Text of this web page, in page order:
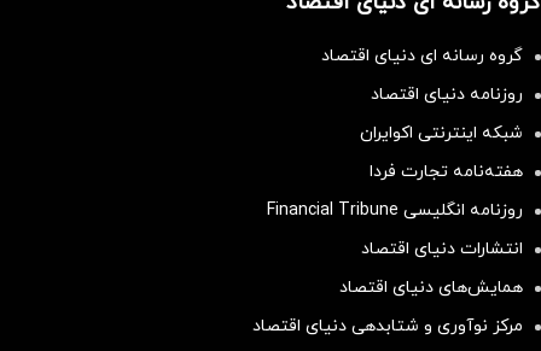
گروه رسانه ای دنیای اقتصاد
روزنامه دنیای اقتصاد
شبکه اینترنتی اکوایران
هفته‌نامه تجارت فردا
روزنامه انگلیسی Financial Tribune
انتشارات دنیای اقتصاد
همایش‌های دنیای اقتصاد
مرکز نوآوری و شتابدهی دنیای اقتصاد